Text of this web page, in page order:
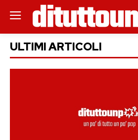
ULTIMI ARTICOLI